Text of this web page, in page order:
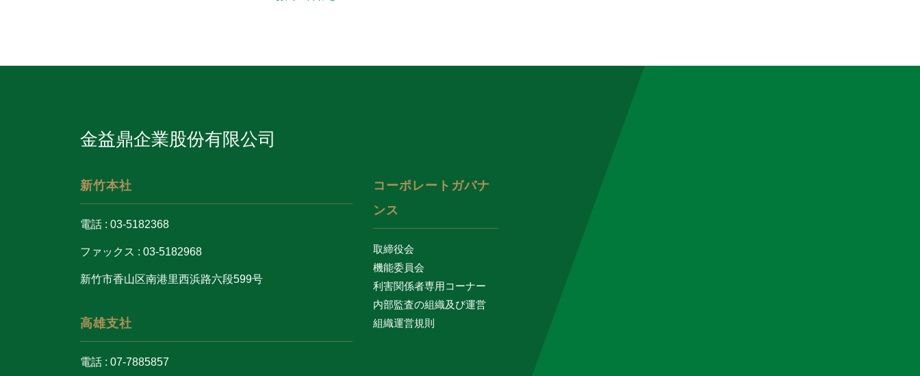
金益鼎企業股份有限公司
新竹本社
電話 : 03-5182368
ファックス : 03-5182968
新竹市香山区南港里西浜路六段599号
高雄支社
電話 : 07-7885857
コーポレートガバナ
ンス
取締役会
機能委員会
利害関係者専用コーナー
内部監査の組織及び運営
組織運営規則